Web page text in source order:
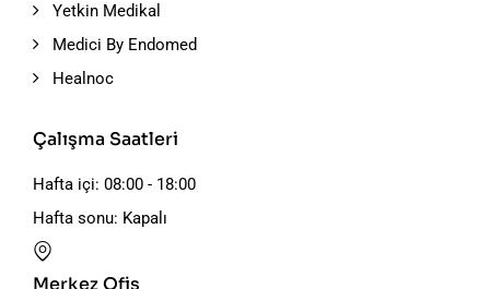
Yetkin Medikal
Medici By Endomed
Healnoc
Çalışma Saatleri
Hafta içi: 08:00 - 18:00
Hafta sonu: Kapalı
Merkez Ofis